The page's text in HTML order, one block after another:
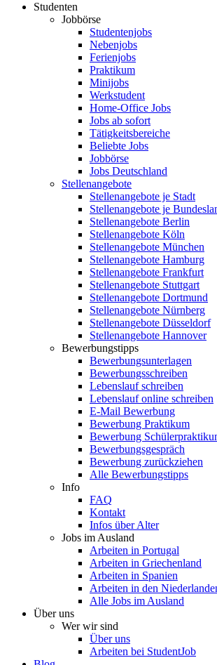
Studenten
Jobbörse
Studentenjobs
Nebenjobs
Ferienjobs
Praktikum
Minijobs
Werkstudent
Home-Office Jobs
Jobs ab sofort
Tätigkeitsbereiche
Beliebte Jobs
Jobbörse
Jobs Deutschland
Stellenangebote
Stellenangebote je Stadt
Stellenangebote je
Stellenangebote Berlin
Stellenangebote Köln
Stellenangebote München
Stellenangebote Hamburg
Stellenangebote Frankfurt
Stellenangebote Stuttgart
Stellenangebote Dortmund
Stellenangebote Nürnberg
Stellenangebote Düsseldorf
Stellenangebote Hannover
Bewerbungstipps
Bewerbungsunterlagen
Bewerbungsschreiben
Lebenslauf schreiben
Lebenslauf online schreiben
E-Mail Bewerbung
Bewerbung Praktikum
Bewerbung
Bewerbungsgespräch
Bewerbung zurückziehen
Alle Bewerbungstipps
Info
FAQ
Kontakt
Infos über Alter
Jobs im Ausland
Arbeiten in Portugal
Arbeiten in Griechenland
Arbeiten in Spanien
Arbeiten in den
Alle Jobs im Ausland
Über uns
Wer wir sind
Über uns
Arbeiten bei StudentJob